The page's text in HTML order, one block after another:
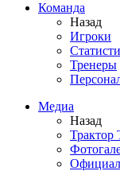
Команда
Назад
Игроки
Тренеры
Медиа
Назад
Трактор